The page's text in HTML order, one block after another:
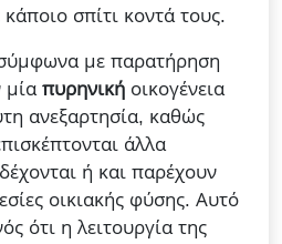
κάποιο σπίτι κοντά τους.
σύμφωνα με παρατήρηση
μία πυρηνική οικογένεια
ανεξαρτησία, καθώς
άλλα
ή και παρέχουν
οικιακής φύσης. Αυτό
ότι η λειτουργία της